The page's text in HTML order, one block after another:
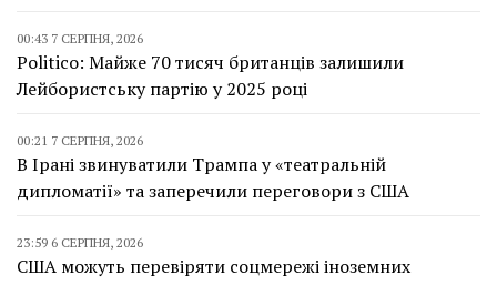
00:43 7 СЕРПНЯ, 2026
Politico: Майже 70 тисяч британців залишили
Лейбористську партію у 2025 році
00:21 7 СЕРПНЯ, 2026
В Ірані звинуватили Трампа у «театральній
дипломатії» та заперечили переговори з США
23:59 6 СЕРПНЯ, 2026
США можуть перевіряти соцмережі іноземних